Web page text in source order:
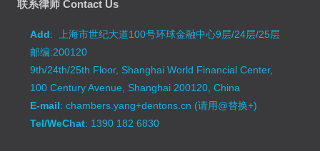
联系律师 Contact Us
Add: 上海市世纪大道100号环球金融中心9层/24层/25层
邮编:200120
9th/24th/25th Floor, Shanghai World Financial Center,
100 Century Avenue, Shanghai 200120, China
E-mail: chambers.yang+dentons.cn (请用@替换+)
Tel/WeChat: 1390 182 6830